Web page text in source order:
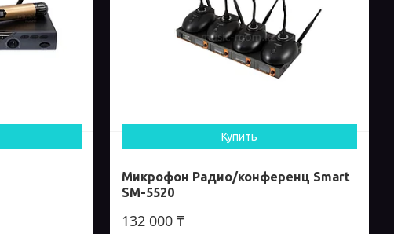
Купить
Микрофон Радио/конференц Smart
SM-5520
132 000 ₸